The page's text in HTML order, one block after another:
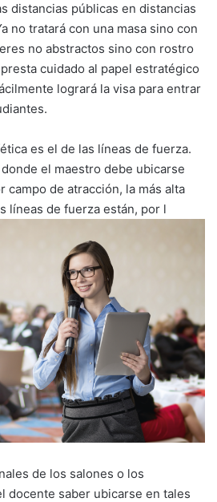
distancias públicas en distancias
no tratará con una masa sino con
no abstractos sino con rostro
cuidado al papel estratégico
logrará la visa para entrar
es el de las líneas de fuerza.
el maestro debe ubicarse
campo de atracción, la más alta
líneas de fuerza están, por l
de los salones o los
docente saber ubicarse en tales